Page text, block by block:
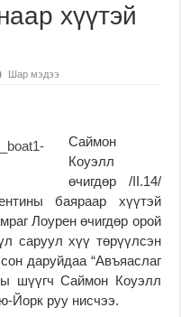
хүүтэй
Шар мэдээ
Саймон
Коуэлл
өчигдөр /II.14/
баяраар хүүтэй
Лоурен өчигдөр орой
саруул хүү төрүүлсэн
даруйдаа “Авъяаслаг
шүүгч Саймон Коуэлл
Йорк руу нисчээ.